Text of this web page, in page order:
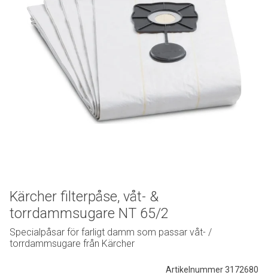
Artikelnummer 3172680
Kärcher filterpåse, våt- &
torrdammsugare NT 65/2
Specialpåsar för farligt damm som passar våt- /
torrdammsugare från Kärcher